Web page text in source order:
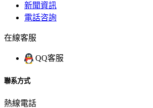
新聞資訊
電話咨詢
在線客服
QQ客服
聯系方式
熱線電話